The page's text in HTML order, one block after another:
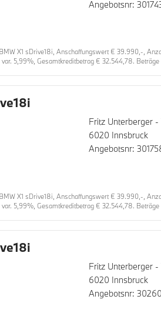
Angebotsnr:
X1 sDrive18i, Anschaffungswert € 39.990,-,
5,99%, Gesamtkreditbetrag € 32.544,78.
Fritz Unterberger -
6020 Innsbruck
Angebotsnr:
X1 sDrive18i, Anschaffungswert € 39.990,-,
5,99%, Gesamtkreditbetrag € 32.544,78.
Fritz Unterberger -
6020 Innsbruck
Angebotsnr: